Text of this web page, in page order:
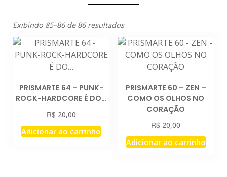
Exibindo 85–86 de 86 resultados
PRISMARTE 64 – PUNK-
ROCK-HARDCORE É DO…
R$ 20,00
Adicionar ao carrinho
PRISMARTE 60 – ZEN –
COMO OS OLHOS NO
CORAÇÃO
R$ 20,00
Adicionar ao carrinho